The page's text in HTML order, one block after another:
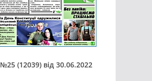
№25 (12039) від 30.06.2022